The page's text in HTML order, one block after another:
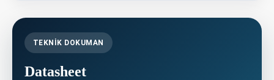
TEKNIK DOKUMAN
Datasheet